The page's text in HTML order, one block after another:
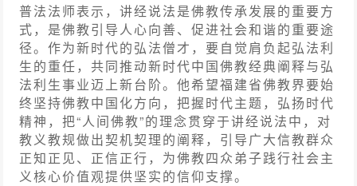
普法法师表示，讲经说法是佛教传承发展的重要方
式，是佛教引导人心向善、促进社会和谐的重要途
径。作为新时代的弘法僧才，要自觉肩负起弘法利
生的重任，共同推动新时代中国佛教经典阐释与弘
法利生事业迈上新台阶。他希望福建省佛教界要始
终坚持佛教中国化方向，把握时代主题，弘扬时代
精神，把“人间佛教”的理念贯穿于讲经说法中，对
教义教规做出契机契理的阐释，引导广大信教群众
正知正见、正信正行，为佛教四众弟子践行社会主
义核心价值观提供坚实的信仰支撑。